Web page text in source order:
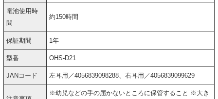
電池使用時
間
約150時間
保証期間 1年
型番 OHS-D21
JANコード 左耳用／4056839098288、右耳用／4056839099629
※幼児などの手の届かないところに保管すること ※大き